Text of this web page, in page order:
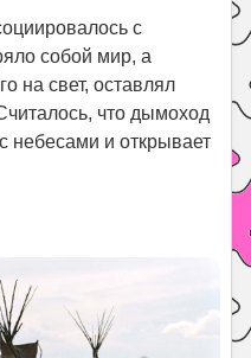
с
собой мир, а
на свет, оставлял
что дымоход
небесами и открывает